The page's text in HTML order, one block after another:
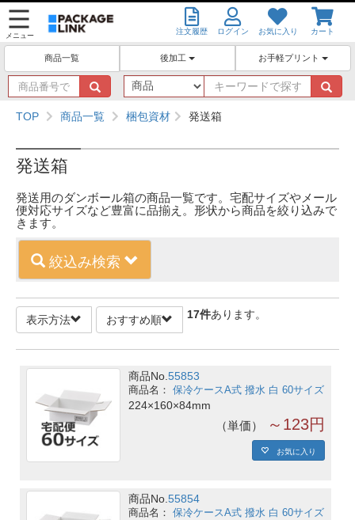
メニュー 注文履歴 ログイン お気に入り カート
商品一覧 後加工 お手軽プリント
商
品
番
で
探
す
キ
ー
ド
す
TOP 商品一覧 梱包資材 発送箱
発送箱
発送用のダンボール箱の商品一覧です。宅配サイズやメール
便対応サイズなど豊富に品揃え。形状から商品を絞り込みで
きます。
絞込み検索
表示方法 おすすめ順 17件あります。
商品No. 55853
保冷ケースA式 撥水 白 60サイズ
224×160×84mm
単価 ～123円
お気に入り
商品No. 55854
保冷ケースA式 撥水 白 60サイズ